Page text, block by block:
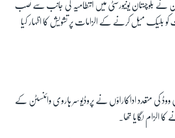
نے بلوچستان یونیورسٹی میں انتطامیہ کی جانب سے نصب
کو بلیک میل کرنے کے الزامات پر تشویش کا اظہار کیا
ہالی ووڈ کی متعدد اداکاراؤں نے پروڈیوسر ہاروی وائنسٹن کے
الزام لگایا تھا۔